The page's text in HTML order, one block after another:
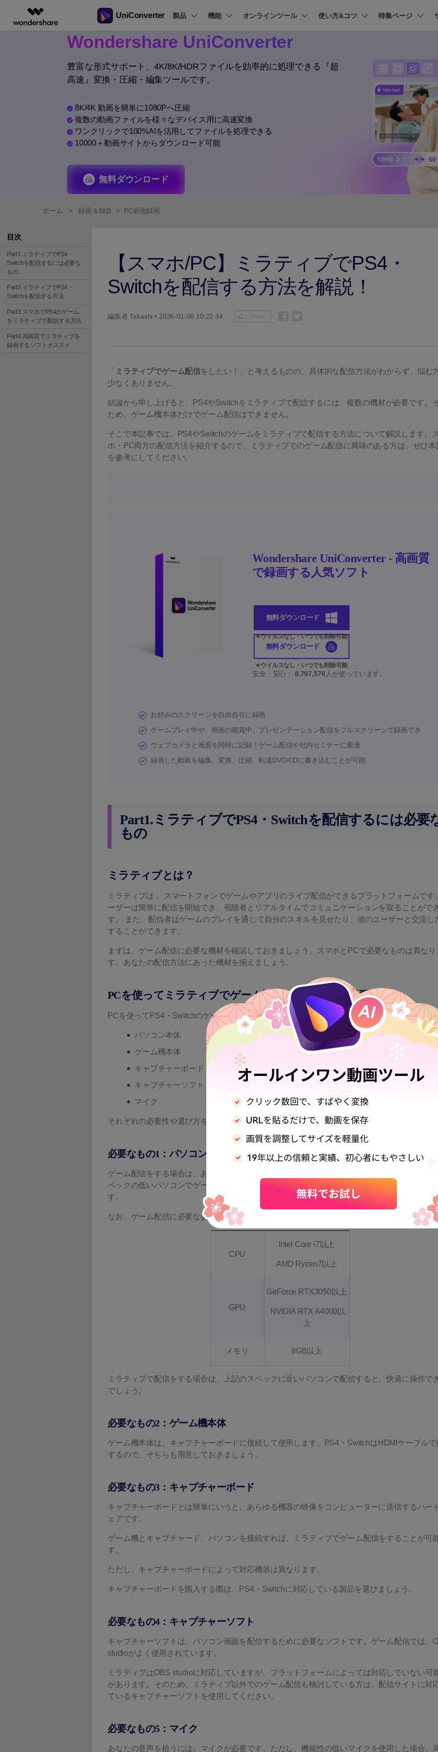
製品
AI動画・画像・音楽ジェネレーター
作図＆製図
EdrawMax
EdrawMind
マインドマップソフト
PDF編集 データ
データ復
Repairit
動画・写
Dr.Fone
スマート
スマホ
Wondershare製品一覧
法人・教育・パートナー
概要
法人向け
学生・教員向け
パートナープログ
ラム
ソリューション
PDF ソリューション
PDFelement
作図＆製図 動画編集＆変換
UniConverter
企業情報 プラン＆価格
UniConverter 製品
UniConverter-動画変換ソフト
機能
音声をテキストに
音声ファイルや動画ファイルを正
確かつ便利にテキストに変換
動画変換
【簡単】複数の動画ファイルを
様々なデバイス用に高速変換
>
透かし編集 >
ボイスチェンジャー
オンラインツール
オンライン動画圧縮ツール
オンライン動画変換ツール
動画・音声・画像の無料変換
Hot
使い方&コツ
操作ガイド
Windowsユーザー向け
ガイドビデオ
特集ページ
多機能ビデオ処理ソフト
Wondershare UniConverter
豊富な形式サポート、4K/8K/HDRファイルを効率的に処理できる『超
高速』変換・圧縮・編集ツールです。
8K/4K 動画を簡単に1080Pへ圧縮
複数の動画ファイルを様々なデバイス用に高速変換
ワンクリックで100%AIを活用してファイルを処理できる
10000＋動画サイトからダウンロード可能
無料ダウンロード
ホーム > 録画＆録音 > PC画面録画
【スマホ/PC】ミラティブでPS4・
Switchを配信する方法を解説！
編集者 Takashi • 2026-01-06 10:22:34
「 ミラティブでゲーム配信をしたい！」と考えるものの、具体的な配信方法がわからず、悩む
少なくありません。
結論から申し上げると、PS4やSwitchをミラティブで配信するには、複数の機材が必要です。
ため、ゲーム機本体だけでゲーム配信はできません。
そこで本記事では、PS4やSwitchのゲームをミラティブで配信する方法について解説します。
ホ・PC両方の配信方法を紹介するので、ミラティブでのゲーム配信に興味のある方は、ぜひ本
を参考にしてください。
Wondershare UniConverter - 高画質
で録画する人気ソフト
無料ダウンロード
無料ダウンロード
安全・安心： 8,797,576 人が使っています。
お好みのスクリーンを自由自在に録画
ゲームプレイ中や、映画の鑑賞中、プレゼンテーション配信をフルスクリーンで録画でき
ウェブカメラと画面を同時に記録！ゲーム配信や社内セミナーに最適
録画した動画を編集、変換、圧縮、転送DVD/CDに書き込むことが可能
Part1.ミラティブでPS4・Switchを配信するには必要
もの
ミラティブとは？
ミラティブは 、スマートフォンでゲームやアプリのライブ配信ができるプラットフォームです
ーザーは簡単に配信を開始でき、視聴者とリアルタイムでコミュニケーションを取ることがで
す。 また、配信者はゲームのプレイを通じて自分のスキルを見せたり、他のユーザーと交流し
することができます。
まずは、ゲーム配信に必要な機材を確認しておきましょう。スマホとPCで必要なものは異なり
す。あなたの配信方法にあった機材を揃えましょう。
PCを使ってミラティブでゲーム配信をするために必要なもの
PCを使ってPS4・Switchのゲーム配信をミラティブで行うには、以下の機材が必要です。
パソコン本体
ゲーム機本体
キャプチャーボード
キャプチャーソフト
マイク
それぞれの必要性や選び方を簡単に解説します。
必要なもの1：パソコン本体
ゲーム配信をする場合は、ある程度のスペックを備えたパソコンが必要になります。なぜなら
ペックの低いパソコンでゲーム配信をすると、映像が遅延したり画面がカクカクしたりするか
す。
なお、ゲーム配信に必要な参考スペックは、以下の通りです。
CPU
Intel Core i7以上
AMD Ryzen7以上
GPU
GeForce RTX3050以上
NVIDIA RTX A4000以
上
メモリ 8GB以上
ミラティブで配信をする場合は、上記のスペックに近いパソコンで配信すると、快適に操作で
でしょう。
必要なもの2：ゲーム機本体
ゲーム機本体は、キャプチャーボードに接続して使用します。PS4・SwitchはHDMIケーブルで
するので、そちらも用意しておきましょう。
必要なもの3：キャプチャーボード
キャプチャーボードとは簡単にいうと、あらゆる機器の映像をコンピューターに送信するハー
ェアです。
ゲーム機とキャプチャード、パソコンを接続すれば、ミラティブでゲーム配信をすることが可
す。
ただし、キャプチャーボードによって対応機器は異なります。
キャプチャーボードを購入する際は、PS4・Switchに対応している製品を選びましょう。
必要なもの4：キャプチャーソフト
キャプチャーソフトは、パソコン画面を配信するために必要なソフトです。ゲーム配信では、
studioがよく使用されています。
ミラティブはOBS studioに対応していますが、プラットフォームによっては対応していない可
があります。そのため、ミラティブ以外でのゲーム配信も検討している方は、配信サイトに対
ているキャプチャーソフトを使用してください。
必要なもの5：マイク
あなたの音声を拾うには、マイクが必要です。ただし、機能性の低いマイクを使用した場合、
目次
Part1.ミラティブでPS4・
Switchを配信するには必要な
もの
Part2.ミラティブでPS4・
Switchを配信する方法
Part3.スマホでPS4のゲーム
をミラティブで配信する方法
Part4.高画質でミラティブを
録画するソフトオススメ